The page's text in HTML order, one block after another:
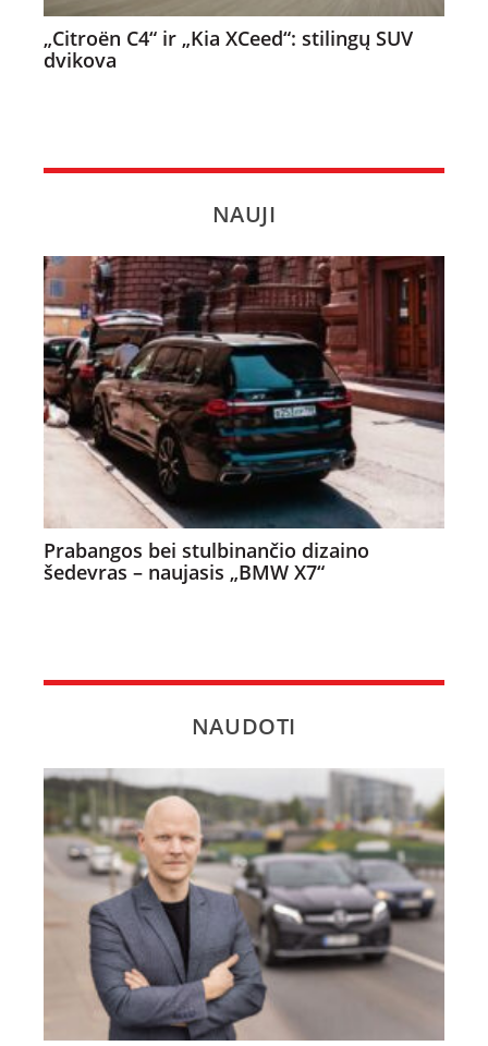
„Citroën C4“ ir „Kia XCeed“: stilingų SUV
dvikova
NAUJI
Prabangos bei stulbinančio dizaino
šedevras – naujasis „BMW X7“
NAUDOTI